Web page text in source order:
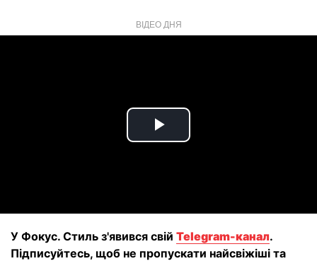
ВІДЕО ДНЯ
Play
У Фокус. Стиль з'явився свій Telegram-канал.
Підписуйтесь, щоб не пропускати найсвіжіші та